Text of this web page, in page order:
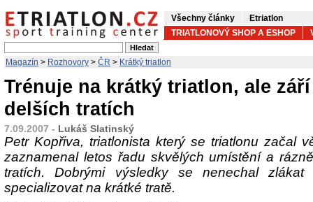
Všechny články
Etriatlon
TRIATLONOVÝ SHOP A ESHOP
Magazín > Rozhovory > ČR > Krátký triatlon
Trénuje na krátký triatlon, ale
delších tratích
7.09.2007 - Lukáš Slatinský
Petr Kopřiva, triatlonista který se triatlonu začal
zaznamenal letos řadu skvělých umístění a
tratích. Dobrými výsledky se nenechal
specializovat na krátké tratě.